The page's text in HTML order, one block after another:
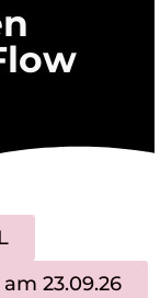
am 23.09.26